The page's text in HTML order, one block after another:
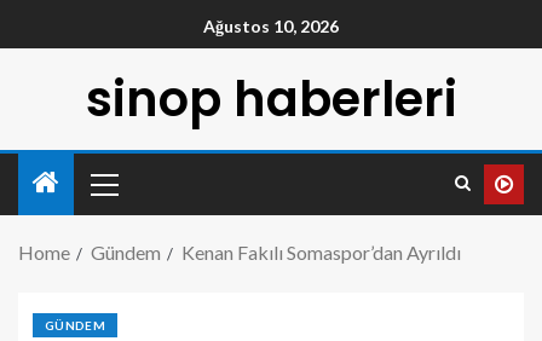
Ağustos 10, 2026
sinop haberleri
Home Gündem Kenan Fakılı Somaspor’dan Ayrıldı
GÜNDEM